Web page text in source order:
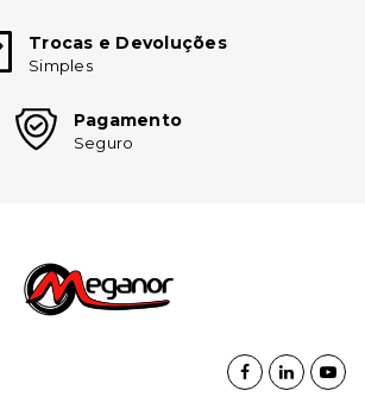
Trocas e Devoluções
Simples
Pagamento
Seguro